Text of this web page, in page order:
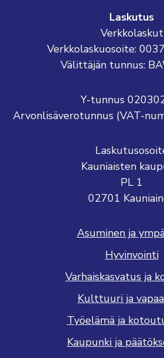
Laskutus
Verkkolaskut
Verkkolaskuosoite:
Välittäjän tunnus:
Y-tunnus
Arvonlisäverotunnus (VAT-
Kauniaisten
PL 1
02701
Asuminen ja
Hyvinvointi
Varhaiskasvatus ja
Kulttuuri ja
Työelämä ja
Kaupunki ja